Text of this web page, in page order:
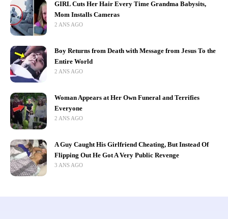
GIRL Cuts Her Hair Every Time Grandma Babysits,
Mom Installs Cameras
2 ANS AGO
Boy Returns from Death with Message from Jesus To the
Entire World
2 ANS AGO
Woman Appears at Her Own Funeral and Terrifies
Everyone
2 ANS AGO
A Guy Caught His Girlfriend Cheating, But Instead Of
Flipping Out He Got A Very Public Revenge
3 ANS AGO